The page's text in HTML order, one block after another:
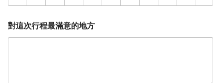
對這次行程最滿意的地方